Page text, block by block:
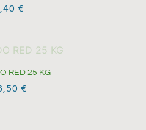
€
RED 25 KG
€